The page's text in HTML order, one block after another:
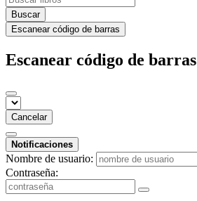
Buscar
Escanear código de barras
Escanear código de barras
Cancelar
Notificaciones
Nombre de usuario:
Contraseña: